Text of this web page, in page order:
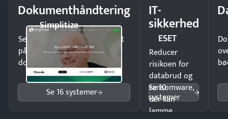
Dokumenthåndtering
Simplitize
Send kontrakter til underskrift
på minutter og mist ingen
dokumenter.
Se 16 systemer
IT-
sikkerhed
ESET
Reducer
risikoen for
databrud og
ransomware,
der kan
lamme
Se 10
systemer